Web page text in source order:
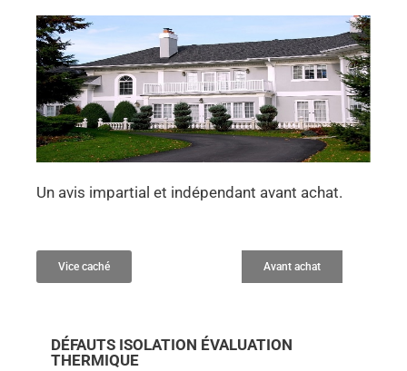
Un avis impartial et indépendant avant achat.
Vice caché Avant achat
DÉFAUTS ISOLATION ÉVALUATION
THERMIQUE